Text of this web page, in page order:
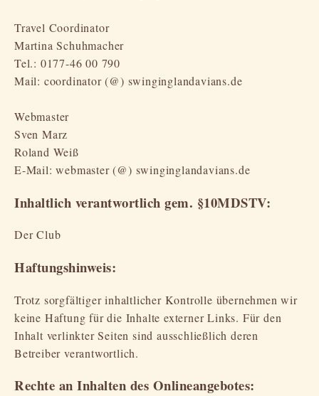
Travel Coordinator
Martina Schuhmacher
Tel.: 0177-46 00 790
Mail: coordinator (@) swinginglandavians.de
Webmaster
Sven Marz
Roland Weiß
E-Mail: webmaster (@) swinginglandavians.de
Inhaltlich verantwortlich gem. §10MDSTV:
Der Club
Haftungshinweis:
Trotz sorgfältiger inhaltlicher Kontrolle übernehmen wir
keine Haftung für die Inhalte externer Links. Für den
Inhalt verlinkter Seiten sind ausschließlich deren
Betreiber verantwortlich.
Rechte an Inhalten des Onlineangebotes: